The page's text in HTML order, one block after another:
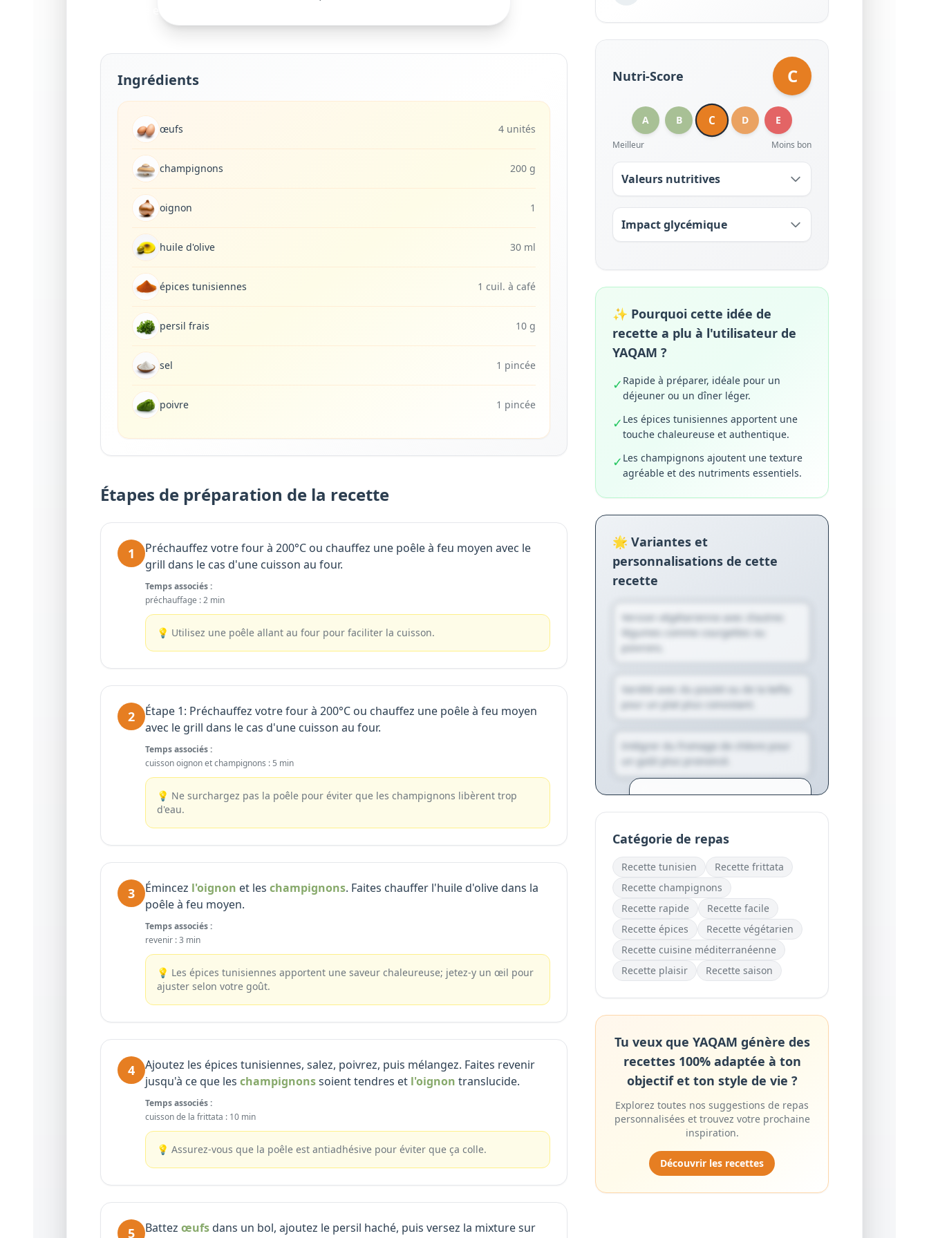
Ingrédients
œufs 4 unités
champignons 200 g
oignon 1
huile d'olive 30 ml
épices tunisiennes 1 cuil. à café
persil frais 10 g
sel 1 pincée
poivre 1 pincée
Étapes de préparation de la recette
1
Préchauffez votre four à 200°C ou chauffez une poêle à feu moyen avec le
grill dans le cas d'une cuisson au four.
Temps associés :
préchauffage :2 min
💡 Utilisez une poêle allant au four pour faciliter la cuisson.
2
Étape 1: Préchauffez votre four à 200°C ou chauffez une poêle à feu moyen
avec le grill dans le cas d'une cuisson au four.
Temps associés :
cuisson oignon et champignons : 5 min
💡 Ne surchargez pas la poêle pour éviter que les champignons libèrent trop
d'eau.
3 Émincez l'oignon et les champignons. Faites chauffer l'huile d'olive dans la
poêle à feu moyen.
Temps associés :
revenir :3 min
💡 Les épices tunisiennes apportent une saveur chaleureuse; jetez-y un œil pour
ajuster selon votre goût.
4
Ajoutez les épices tunisiennes, salez, poivrez, puis mélangez. Faites revenir
jusqu'à ce que les champignonssoient tendres et l'oignon translucide.
Temps associés :
cuisson de la frittata : 10 min
💡 Assurez-vous que la poêle est antiadhésive pour éviter que ça colle.
5 Battez œufsdans un bol, ajoutez le persil haché, puis versez la mixture sur
Nutri-Score C
A B C D E
Meilleur Moins bon
Valeurs nutritives
Impact glycémique
✨ Pourquoi cette idée de
recette a plu à l'utilisateur de
YAQAM ?
✓ Rapide à préparer, idéale pour un
déjeuner ou un dîner léger.
✓ Les épices tunisiennes apportent une
touche chaleureuse et authentique.
✓ Les champignons ajoutent une texture
agréable et des nutriments essentiels.
🌟 Variantes et
personnalisations de cette
recette
Version végétarienne avec d'autres
légumes comme courgettes ou
poivrons.
Variété avec du poulet ou de la kefta
pour un plat plus consistant.
Intégrer du fromage de chèvre pour
un goût plus prononcé.
Créez votre compte pour
générer des variantes
suggestions exclusives.
Je crée mon compte
gratuitement
Catégorie de repas
Recette tunisien Recette frittata
Recette champignons
Recette rapide Recette facile
Recette épices Recette végétarien
Recette cuisine méditerranéenne
Recette plaisir Recette saison
Tu veux que YAQAM génère des
recettes 100% adaptée à ton
objectif et ton style de vie ?
Explorez toutes nos suggestions de repas
personnalisées et trouvez votre prochaine
inspiration.
Découvrir les recettes